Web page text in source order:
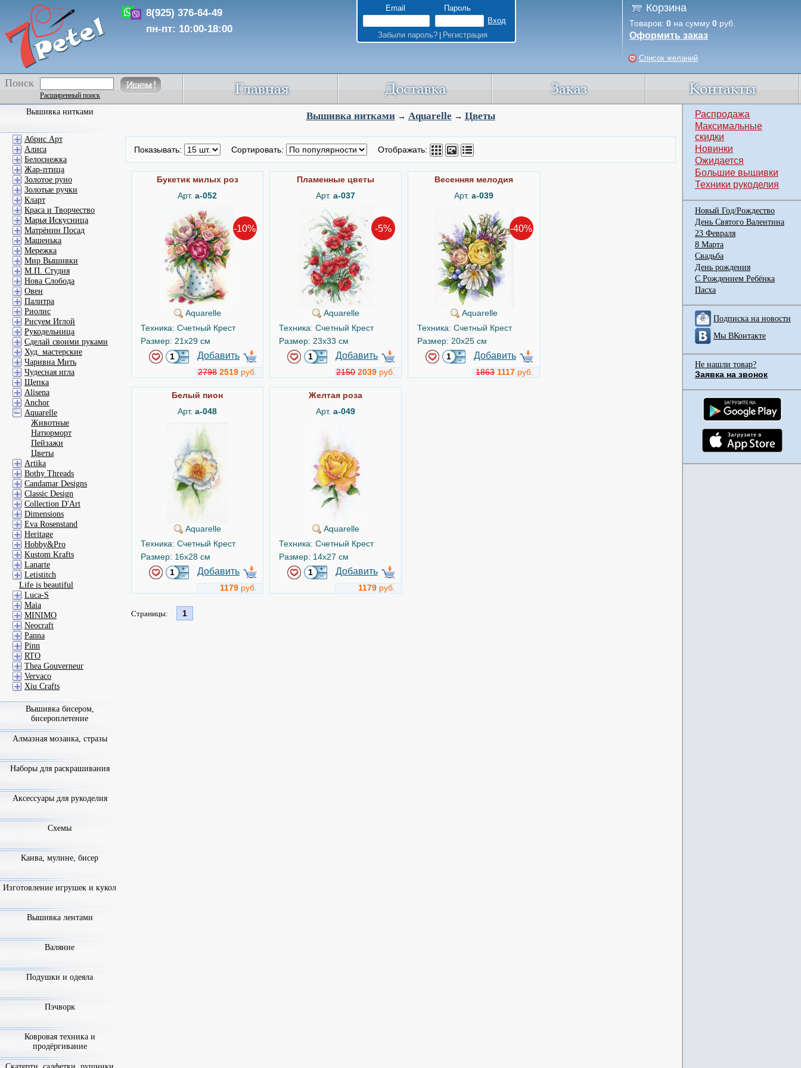
8(925) 376-64-49
пн-пт: 10:00-18:00
Email Пароль
Забыли пароль?| Регистрация
Корзина
Товаров: 0 на сумму 0 руб.
Оформить заказ
Список желаний
Поиск
Расширенный поиск
Вышивка нитками→ Aquarelle → Цветы
Показывать: Сортировать: Отображать:
Букетик милых роз
Арт. а-052
-10%
Aquarelle
Техника: Счетный Крест
Размер: 21x29 см
Добавить
2798 2519 руб.
Пламенные цветы
Арт. а-037
-5%
Aquarelle
Техника: Счетный Крест
Размер: 23x33 см
Добавить
2150 2039 руб.
Весенняя мелодия
Арт. а-039
-40%
Aquarelle
Техника: Счетный Крест
Размер: 20x25 см
Добавить
1863 1117 руб.
Белый пион
Арт. а-048
Aquarelle
Техника: Счетный Крест
Размер: 16x28 см
Добавить
1179 руб.
Желтая роза
Арт. а-049
Aquarelle
Техника: Счетный Крест
Размер: 14x27 см
Добавить
1179 руб.
Страницы: 1
Вышивка нитками
Абрис Арт
Алиса
Белоснежка
Жар-птица
Золотое руно
Золотые ручки
Кларт
Краса и Творчество
Марья Искусница
Матрёнин Посад
Машенька
Мережка
Мир Вышивки
М.П. Студия
Нова Слобода
Овен
Палитра
Риолис
Рисуем Иглой
Рукодельница
Сделай своими руками
Худ. мастерские
Чаривна Мить
Чудесная игла
Щепка
Alisena
Anchor
Aquarelle
Животные
Натюрморт
Пейзажи
Цветы
Artika
Bothy Threads
Candamar Designs
Classic Design
Collection D'Art
Dimensions
Eva Rosenstand
Heritage
Hobby&Pro
Kustom Krafts
Lanarte
Letistitch
Life is beautiful
Luca-S
Maia
MINIMO
Neocraft
Panna
Pinn
RTO
Thea Gouverneur
Vervaco
Xiu Crafts
Вышивка бисером,
бисероплетение
Алмазная мозаика, стразы
Наборы для раскрашивания
Аксессуары для рукоделия
Схемы
Канва, мулине, бисер
Изготовление игрушек и кукол
Вышивка лентами
Валяние
Подушки и одеяла
Пэчворк
Ковровая техника и
продёргивание
Распродажа
Максимальные
скидки
Новинки
Ожидается
Большие вышивки
Техники рукоделия
Новый Год/Рождество
День Святого Валентина
23 Февраля
8 Марта
Свадьба
День рождения
С Рождением Ребёнка
Пасха
Подписка на новости
Мы ВКонтакте
Не нашли товар?
Заявка на звонок